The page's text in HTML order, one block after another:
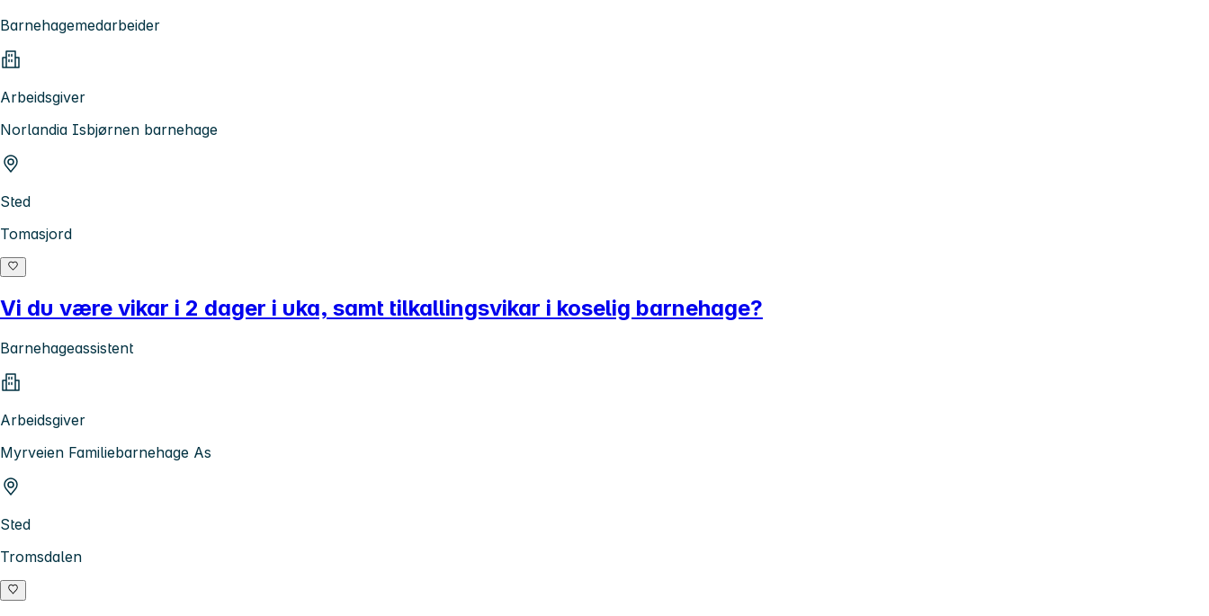
Barnehagemedarbeider
Arbeidsgiver
Norlandia Isbjørnen barnehage
Sted
Tomasjord
Vi du være vikar i 2 dager i uka, samt tilkallingsvikar i koselig barnehage?
Barnehageassistent
Arbeidsgiver
Myrveien Familiebarnehage As
Sted
Tromsdalen